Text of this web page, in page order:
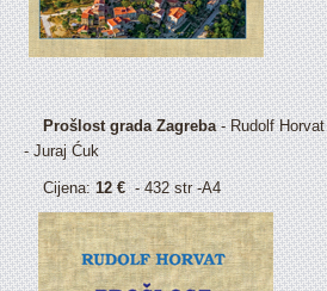
Prošlost grada Zagreba- Rudolf
- Juraj Ćuk
Cijena:12 €- 432 str -A4